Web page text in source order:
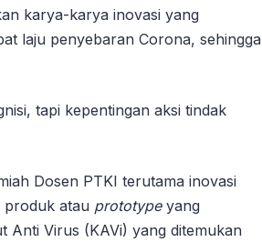
karya-karya inovasi yang
laju penyebaran Corona, sehingga
tapi kepentingan aksi tindak
Dosen PTKI terutama inovasi
produk atau prototypeyang
Anti Virus (KAVi) yang ditemukan